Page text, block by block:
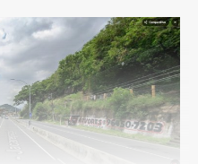
reaproveitado
a efetiva entrega dos